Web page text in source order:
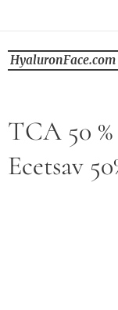
HyaluronFace.com
TCA 50
Ecetsav